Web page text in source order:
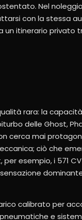
Nel
con la stessa
un itinerario privato
rara: la
delle Ghost,
cerca mai
ciò che
esempio, i 571
calibrato per
e